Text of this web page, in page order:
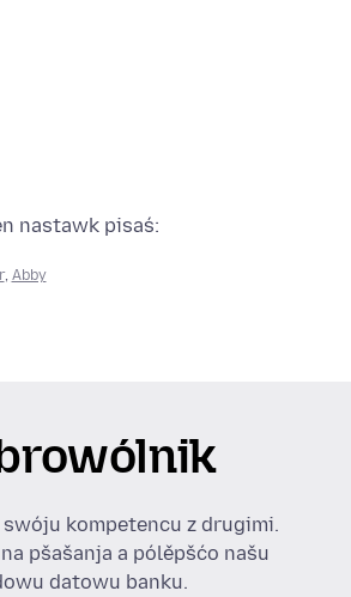
nastawk pisaś:
, Abby
swóju kompetencu z drugimi.
pšašanja a pólěpšćo našu
datowu banku.